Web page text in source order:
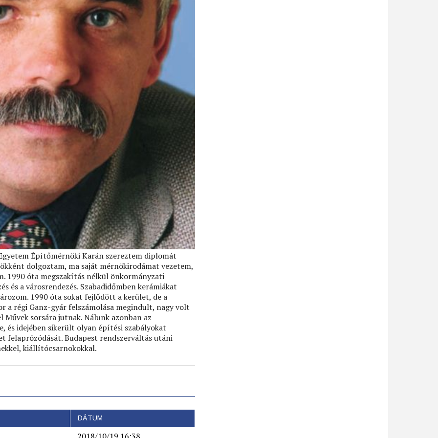
Építőmérnöki Karán szereztem diplomát
dolgoztam, ma saját mérnökirodámat vezetem,
1990 óta megszakítás nélkül önkormányzati
és a városrendezés. Szabadidőmben kerámiákat
1990 óta sokat fejlődött a kerület, de a
a régi Ganz-gyár felszámolása megindult, nagy volt
Művek sorsára jutnak. Nálunk azonban az
és idejében sikerült olyan építési szabályokat
felaprózódását. Budapest rendszerváltás utáni
kiállítócsarnokokkal.
DÁTUM